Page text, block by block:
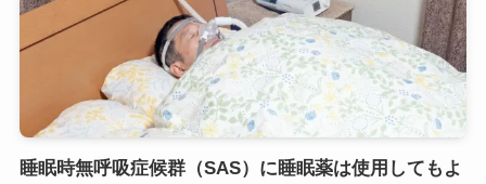
睡眠時無呼吸症候群（SAS）に睡眠薬は使用してもよ